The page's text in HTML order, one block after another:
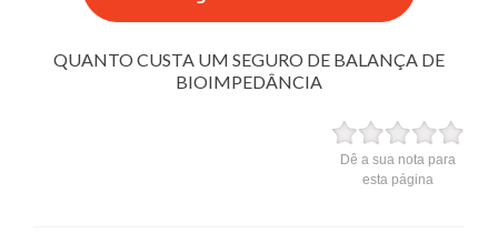
QUANTO CUSTA UM SEGURO DE BALANÇA DE
BIOIMPEDÂNCIA
Dê a sua nota para
esta página